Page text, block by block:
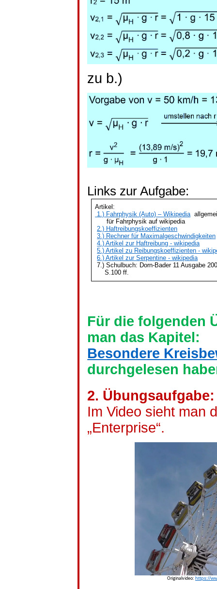
zu b.)
Links zur Aufgabe:
Artikel:
1.) Fahrphysik (Auto) – Wikipedia
für Fahrphysik aufwikipedia
2.) Haftreibungskoeffizienten
3.) Rechner für Maximalgeschwindigkeiten
4.) Artikel zur Haftreibung -wikipedia
5.) Artikel zu Reibungskoeffizienten -
6.) Artikel zur Serpentine -wikipedia
7.) Schulbuch: Dorn-Bader 11 Ausgabe
S.100 ff.
Für die folgenden
man das Kapitel:
Besondere
durchgelesen
2.
Im Video sieht man
„Enterprise“.
Originalvideo: https://